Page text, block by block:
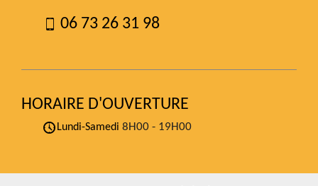
06 73 26 31 98
HORAIRE D'OUVERTURE
Lundi-Samedi 8H00 - 19H00